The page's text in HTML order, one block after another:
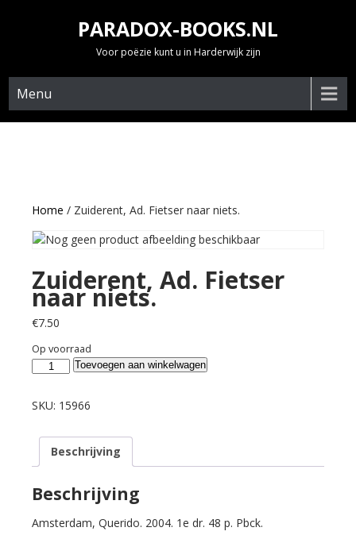
PARADOX-BOOKS.NL
Voor poëzie kunt u in Harderwijk zijn
Menu
Home / Zuiderent, Ad. Fietser naar niets.
Zuiderent, Ad. Fietser
naar niets.
€7.50
Op voorraad
Zuiderent,
Fietser
niets.
aantal
Toevoegen aan winkelwagen
SKU: 15966
Beschrijving
Beschrijving
Amsterdam, Querido. 2004. 1e dr. 48 p. Pbck.